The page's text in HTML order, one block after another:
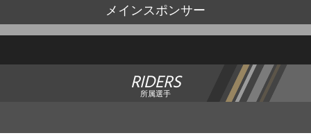
メインスポンサー
RIDERS
所属選手